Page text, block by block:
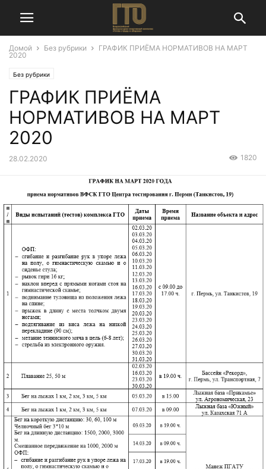
Домой Без рубрики
ГРАФИК ПРИЁМА НОРМАТИВОВ НА МАРТ
2020
Без рубрики
ГРАФИК ПРИЁМА
НОРМАТИВОВ НА МАРТ
2020
28.02.2020 1820